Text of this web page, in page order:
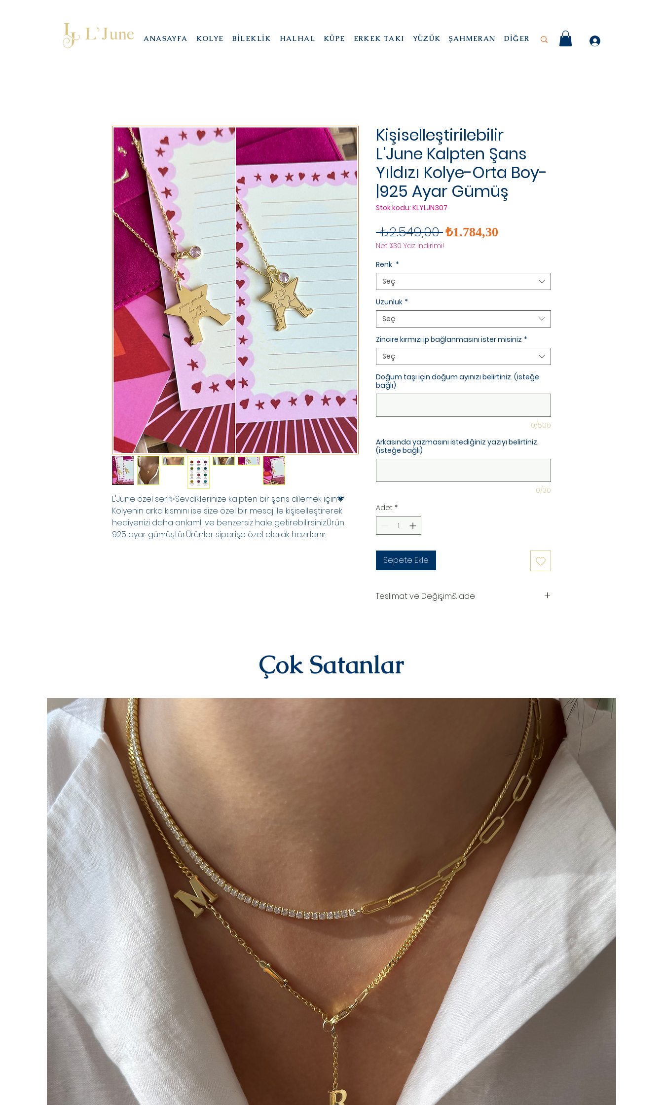
ANASAYFA KOLYE BİLEKLİK HALHAL KÜPE ERKEK TAKI YÜZÜK ŞAHMERAN DİĞER
L'June özel seri✨Sevdiklerinize kalpten bir şans dilemek için💗
Kolyenin arka kısmını ise size özel bir mesaj ile kişiselleştirerek
hediyenizi daha anlamlı ve benzersiz hale getirebilirsiniz.Ürün
925 ayar gümüştür.Ürünler siparişe özel olarak hazırlanır.
Kişiselleştirilebilir
L'June Kalpten Şans
Yıldızı Kolye-Orta Boy-
|925 Ayar Gümüş
Stok kodu: KLYLJN307
₺2.549,00 Normal
Fiyat
₺1.784,30
Net %30 Yaz İndirimi!
Renk *
Seç
Uzunluk *
Seç
Zincire kırmızı ip bağlanmasını ister misiniz *
Seç
Doğum taşı için doğum ayınızı belirtiniz. (isteğe
bağlı)
0/500
Arkasında yazmasını istediğiniz yazıyı belirtiniz.
(isteğe bağlı)
0/30
Adet *
Sepete Ekle
Teslimat ve Değişim&İade
numaranız,anlaşmalı kargo firmamız olan Yurtiçi
Kargo tarafından size sms olarak iletilir.
DEĞİŞİM&İADE
yazılı)iade ve değişim kesinlikle yoktur.Ürünler
sipariş üstüne kişiye özel olarak hazırlanır.Küpe
kategorisindeki ürünlerimiz hijyen nedeniyle iade
Diğer ürünlerimiz için bizimle 14 gün içinde
iletişime geçerek iade değişim talebinizi
iletebilirsiniz.İade/değişim sürecindeki kargo
ücreti yine anlaşmalı ücretimizle,tarafınızca
değerlendirmesi yapılır ve sizinle iletişimde
olarak iade/değişim süreci başlar.
Çok Satanlar